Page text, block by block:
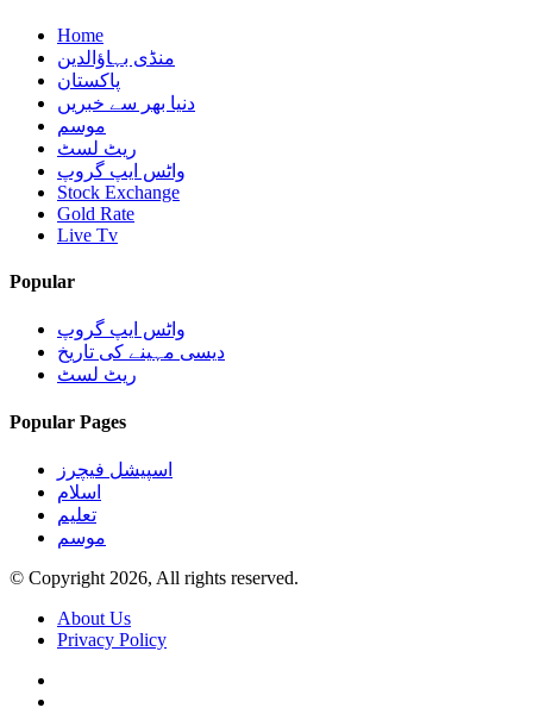
Home
منڈی بہاؤالدین
پاکستان
دنیا بھر سے خبریں
موسم
ریٹ لسٹ
واٹس ایپ گروپ
Stock Exchange
Gold Rate
Live Tv
Popular
واٹس ایپ گروپ
دیسی مہینے کی تاریخ
ریٹ لسٹ
Popular Pages
اسپیشل فیچرز
اسلام
تعلیم
موسم
© Copyright 2026, All rights reserved.
About Us
Privacy Policy